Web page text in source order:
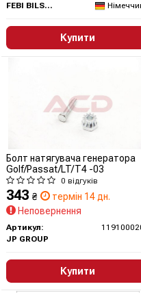
FEBI BILSTEIN
Купити
Болт натягувача генератора
Golf/Passat/LT/T4 -03
0 відгуків
343 ₴
термін 14 дн.
Неповернення
Артикул:
JP GROUP
Купити